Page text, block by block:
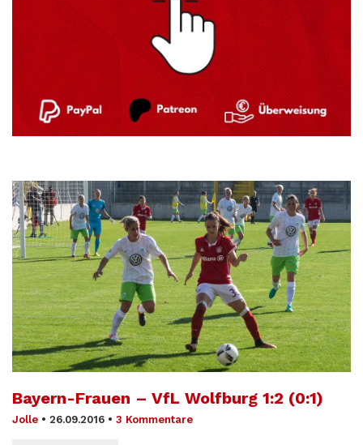
Bayern-Frauen – VfL Wolfburg 1:2 (0:1)
Jolle • 26.09.2016 • 3 Kommentare